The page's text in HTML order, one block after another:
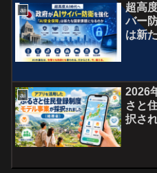
ai
超高
バー
は新
ai
2026
さと
択さ